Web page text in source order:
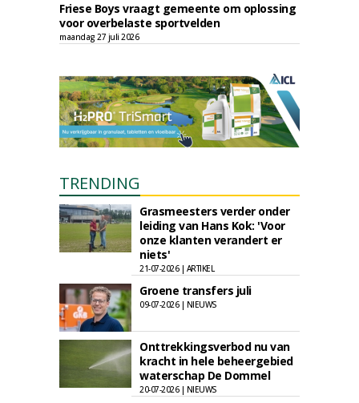
Friese Boys vraagt gemeente om oplossing
voor overbelaste sportvelden
maandag 27 juli 2026
TRENDING
Grasmeesters verder onder
leiding van Hans Kok: 'Voor
onze klanten verandert er
niets'
21-07-2026 | ARTIKEL
Groene transfers juli
09-07-2026 | NIEUWS
Onttrekkingsverbod nu van
kracht in hele beheergebied
waterschap De Dommel
20-07-2026 | NIEUWS